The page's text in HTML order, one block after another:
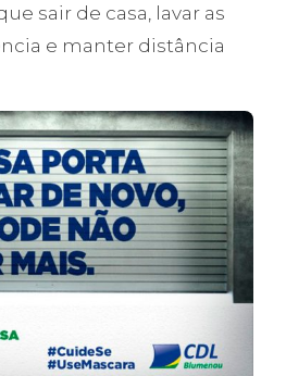
sair de casa, lavar as
e manter distância